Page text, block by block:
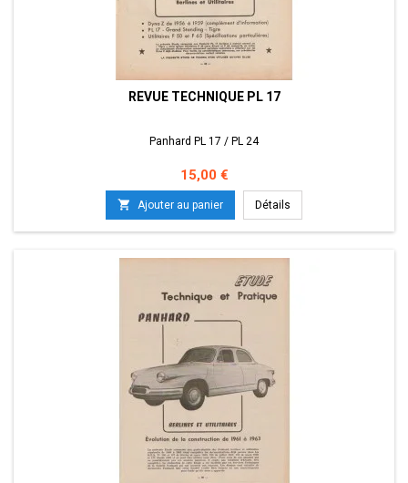
REVUE TECHNIQUE PL 17
Panhard PL 17 / PL 24
Prix
15,00 €
 Ajouter au panier Détails